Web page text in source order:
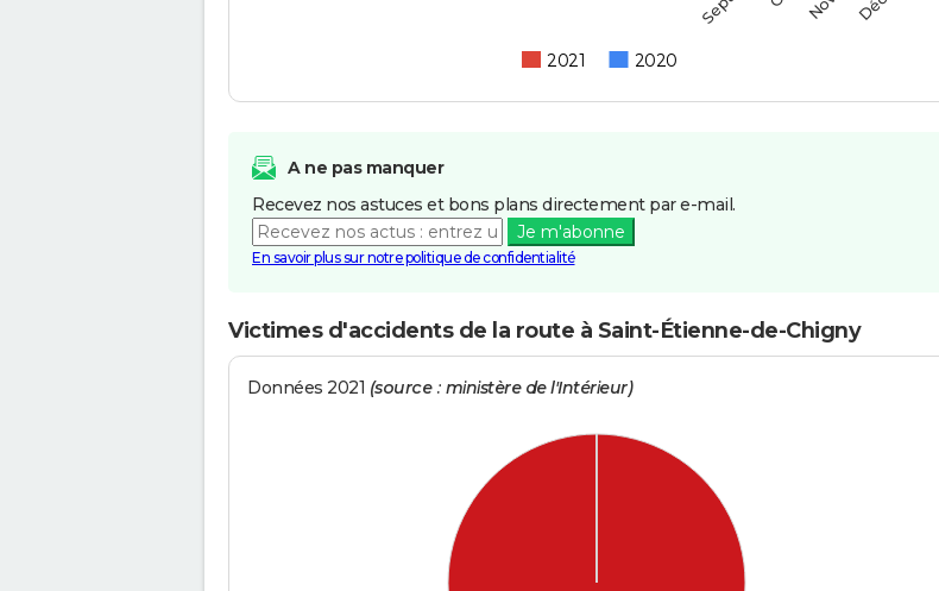
2021 2020
A ne pas manquer
Recevez nos astuces et bons plans directement par e-mail.
Je m'abonne
En savoir plus sur notre politique de confidentialité
Victimes d'accidents de la route à Saint-Étienne-de-Chigny
Données 2021 (source : ministère de l'Intérieur)